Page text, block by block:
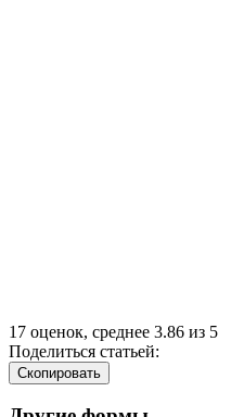
17 оценок, среднее 3.86 из 5
Поделиться статьей:
Cкопировать